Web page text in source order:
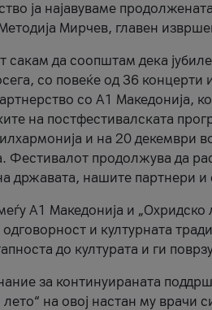
ја најавуваме
Мирчев, главен
сакам да соопштам дека
со повеќе од 36
со А1 Македонија,
на постфестивалската
и на 20 декември
Фестивалот продолжува да
државата, нашите партнери и
A1 Македонија и
и културната
до културата и ги
за континуираната
на овој настан му